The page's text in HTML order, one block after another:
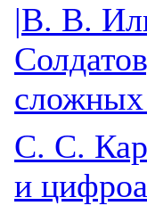
|В. В.
C. С.
и